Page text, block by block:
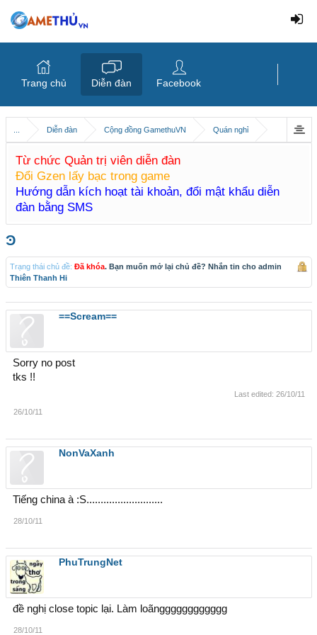
Diễn đàn Cộng đồng GamethuVN Quán nghỉ
Từ chức Quản trị viên diễn đàn
Đổi Gzen lấy bạc trong game
Hướng dẫn kích hoạt tài khoản, đổi mật khẩu diễn
đàn bằng SMS
Ͽ
Trạng thái chủ đề: Đã khóa. Bạn muốn mở lại chủ đề? Nhắn tin cho admin
Thiên Thanh Hi
==Scream==
Sorry no post
tks !!
Last edited: 26/10/11
26/10/11
NonVaXanh
Tiếng china à :S...........................
28/10/11
PhuTrungNet
đề nghị close topic lại. Làm loãngggggggggggg
28/10/11
Trang chủ Diễn đàn Facebook